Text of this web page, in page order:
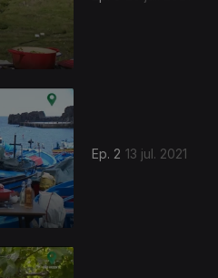
Ep. 2 13 jul. 2021